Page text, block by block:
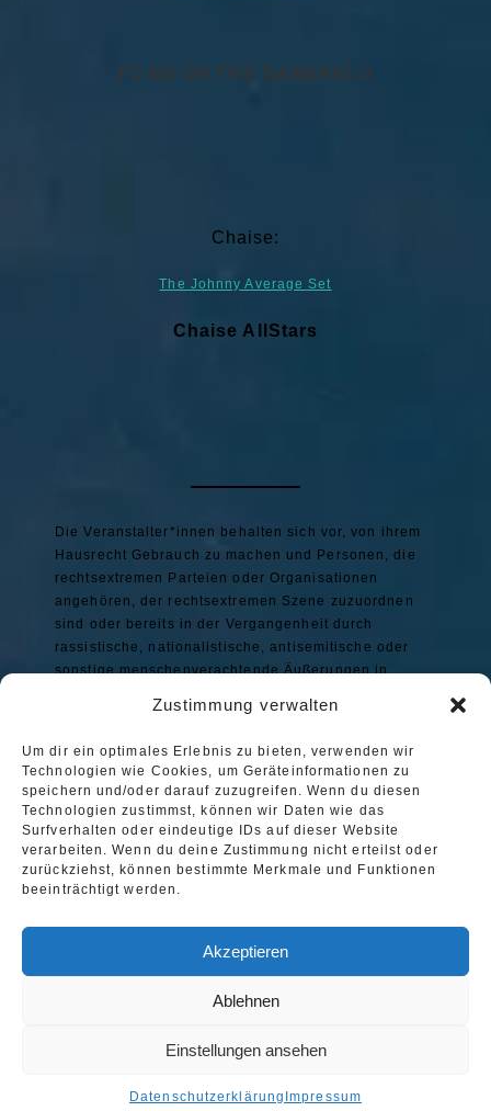
Zustimmung verwalten
Um dir ein optimales Erlebnis zu bieten, verwenden wir
Technologien wie Cookies, um Geräteinformationen zu
speichern und/oder darauf zuzugreifen. Wenn du diesen
Technologien zustimmst, können wir Daten wie das
Surfverhalten oder eindeutige IDs auf dieser Website
verarbeiten. Wenn du deine Zustimmung nicht erteilst oder
zurückziehst, können bestimmte Merkmale und Funktionen
beeinträchtigt werden.
Akzeptieren
Ablehnen
Einstellungen ansehen
Datenschutzerklärung Impressum
TO BE ON THE DAMENKLO
Chaise:
The Johnny Average Set
Chaise AllStars
Die Veranstalter*innen behalten sich vor, von ihrem
Hausrecht Gebrauch zu machen und Personen, die
rechtsextremen Parteien oder Organisationen
angehören, der rechtsextremen Szene zuzuordnen
sind oder bereits in der Vergangenheit durch
rassistische, nationalistische, antisemitische oder
sonstige menschenverachtende Äußerungen in
Veranstaltungen zu verwehren oder von diesen
rechtsradikale Symbolik und Bekleidungsmarken zur
Schau stellen, insbesondere gilt dies für die
Modemarke Thor Steinar.
Impressum
Kontakt